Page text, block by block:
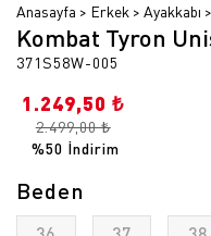
Anasayfa Erkek Ayakkabı
Kombat Tyron
371S58W-005
1.249,50 ₺
2.499,00 ₺
%50 İndirim
Beden